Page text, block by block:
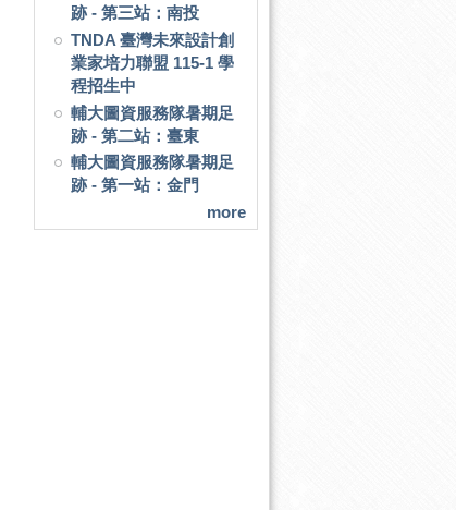
跡 - 第三站：南投
TNDA 臺灣未來設計創
業家培力聯盟 115-1 學
程招生中
輔大圖資服務隊暑期足
跡 - 第二站：臺東
輔大圖資服務隊暑期足
跡 - 第一站：金門
more